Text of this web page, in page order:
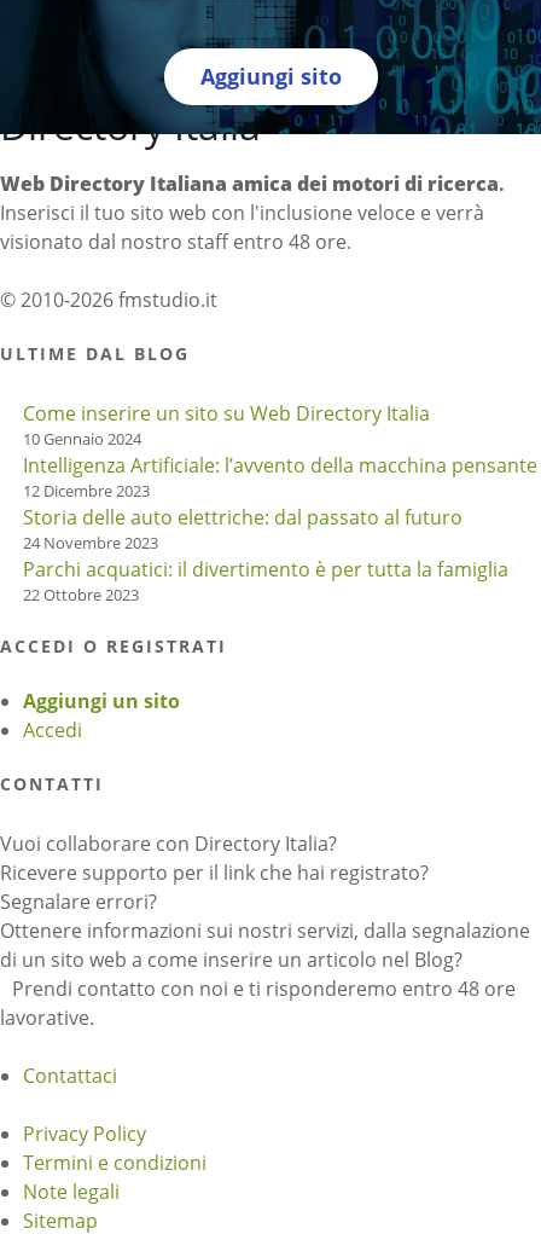
Aggiungi sito
Directory Italia
Web Directory Italiana amica dei motori di ricerca.
Inserisci il tuo sito web con l'inclusione veloce e verrà
visionato dal nostro staff entro 48 ore.
© 2010-2026 fmstudio.it
ULTIME DAL BLOG
Come inserire un sito su Web Directory Italia
10 Gennaio 2024
Intelligenza Artificiale: l’avvento della macchina pensante
12 Dicembre 2023
Storia delle auto elettriche: dal passato al futuro
24 Novembre 2023
Parchi acquatici: il divertimento è per tutta la famiglia
22 Ottobre 2023
ACCEDI O REGISTRATI
Aggiungi un sito
Accedi
CONTATTI
Vuoi collaborare con Directory Italia?
Ricevere supporto per il link che hai registrato?
Segnalare errori?
Ottenere informazioni sui nostri servizi, dalla segnalazione
di un sito web a come inserire un articolo nel Blog?
Prendi contatto con noi e ti risponderemo entro 48 ore
lavorative.
Contattaci
Privacy Policy
Termini e condizioni
Note legali
Sitemap